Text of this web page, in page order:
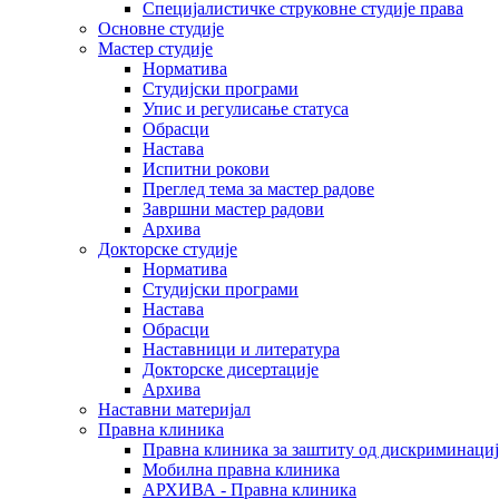
Специјалистичке струковне студије права
Основне студије
Мастер студије
Норматива
Студијски програми
Упис и регулисање статуса
Обрасци
Настава
Испитни рокови
Преглед тема за мастер радове
Завршни мастер радови
Архива
Докторске студије
Норматива
Студијски програми
Настава
Обрасци
Наставници и литература
Докторске дисертације
Архива
Наставни материјал
Правна клиника
Правна клиника за заштиту од
Мобилна правна клиника
АРХИВА - Правна клиника